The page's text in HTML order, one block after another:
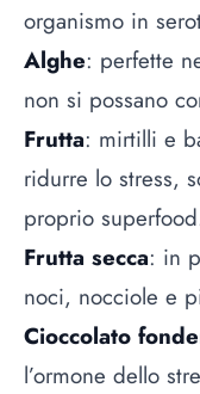
organismo in
Alghe: perfette
non si possano
Frutta: mirtilli e
ridurre lo stress,
proprio
Frutta secca: in
noci, nocciole e
Cioccolato
l’ormone dello